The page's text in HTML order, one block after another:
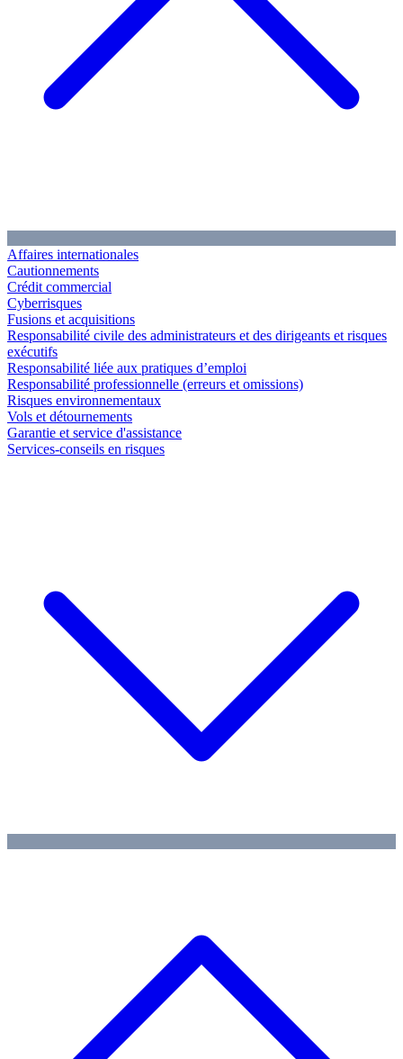
Affaires internationales
Cautionnements
Crédit commercial
Cyberrisques
Fusions et acquisitions
Responsabilité civile des administrateurs et des dirigeants et risques
exécutifs
Responsabilité liée aux pratiques d’emploi
Responsabilité professionnelle (erreurs et omissions)
Risques environnementaux
Vols et détournements
Garantie et service d'assistance
Services-conseils en risques